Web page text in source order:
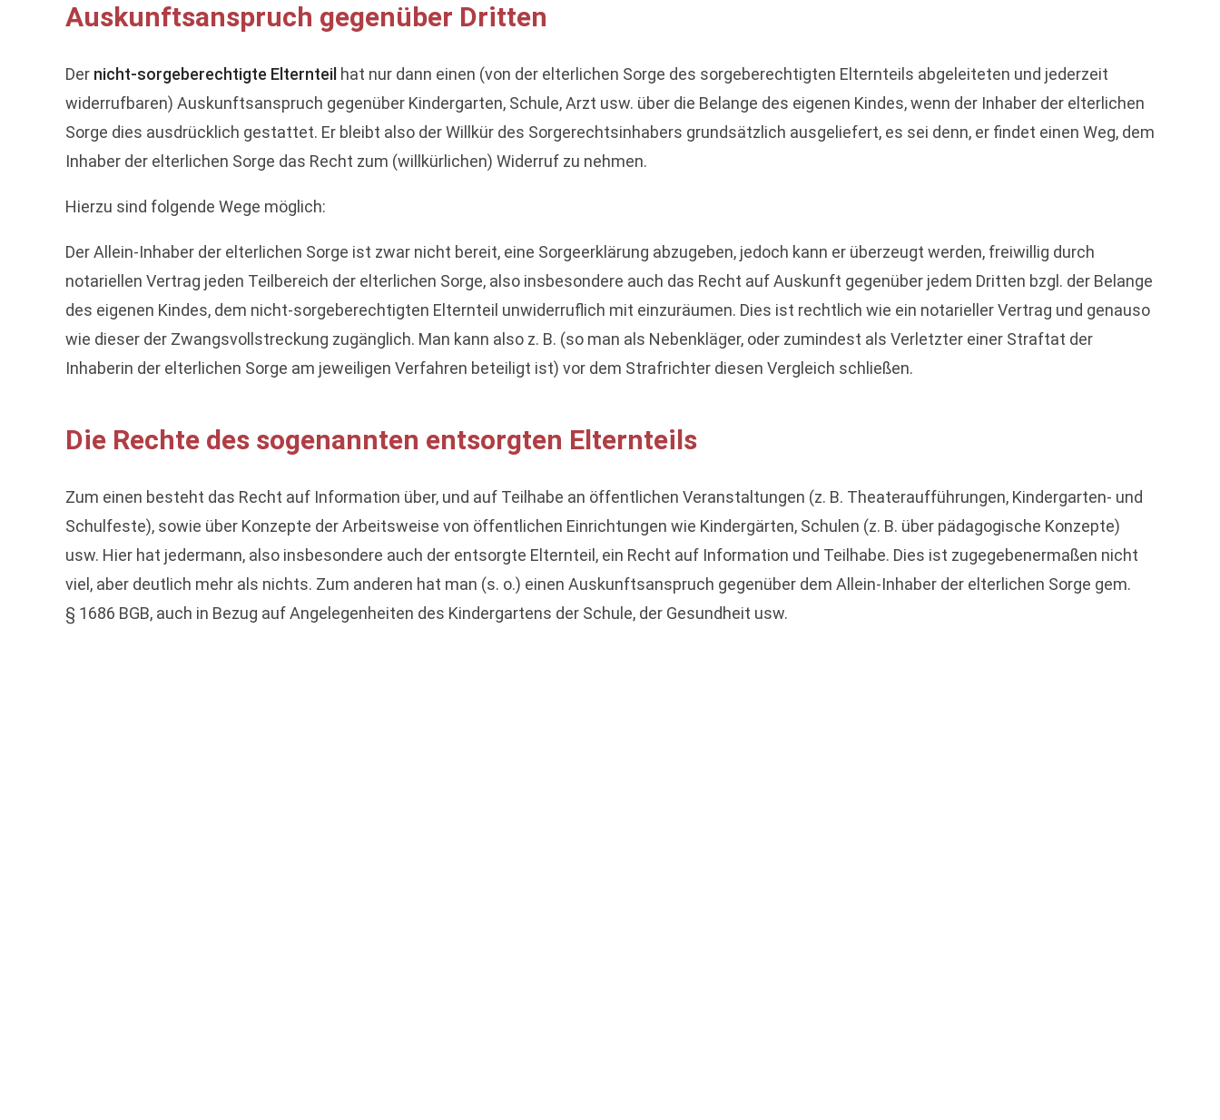
Auskunftsanspruch gegenüber Dritten
Der nicht-sorgeberechtigte Elternteil hat nur dann einen (von der elterlichen Sorge des sorgeberechtigten Elternteils abgeleiteten und jederzeit
widerrufbaren) Auskunftsanspruch gegenüber Kindergarten, Schule, Arzt usw. über die Belange des eigenen Kindes, wenn der Inhaber der elterlichen
Sorge dies ausdrücklich gestattet. Er bleibt also der Willkür des Sorgerechtsinhabers grundsätzlich ausgeliefert, es sei denn, er findet einen Weg, dem
Inhaber der elterlichen Sorge das Recht zum (willkürlichen) Widerruf zu nehmen.
Hierzu sind folgende Wege möglich:
Der Allein-Inhaber der elterlichen Sorge ist zwar nicht bereit, eine Sorgeerklärung abzugeben, jedoch kann er überzeugt werden, freiwillig durch
notariellen Vertrag jeden Teilbereich der elterlichen Sorge, also insbesondere auch das Recht auf Auskunft gegenüber jedem Dritten bzgl. der Belange
des eigenen Kindes, dem nicht-sorgeberechtigten Elternteil unwiderruflich mit einzuräumen. Dies ist rechtlich wie ein notarieller Vertrag und genauso
wie dieser der Zwangsvollstreckung zugänglich. Man kann also z. B. (so man als Nebenkläger, oder zumindest als Verletzter einer Straftat der
Inhaberin der elterlichen Sorge am jeweiligen Verfahren beteiligt ist) vor dem Strafrichter diesen Vergleich schließen.
Die Rechte des sogenannten entsorgten Elternteils
Zum einen besteht das Recht auf Information über, und auf Teilhabe an öffentlichen Veranstaltungen (z. B. Theateraufführungen, Kindergarten- und
Schulfeste), sowie über Konzepte der Arbeitsweise von öffentlichen Einrichtungen wie Kindergärten, Schulen (z. B. über pädagogische Konzepte)
usw. Hier hat jedermann, also insbesondere auch der entsorgte Elternteil, ein Recht auf Information und Teilhabe. Dies ist zugegebenermaßen nicht
viel, aber deutlich mehr als nichts. Zum anderen hat man (s. o.) einen Auskunftsanspruch gegenüber dem Allein-Inhaber der elterlichen Sorge gem.
§ 1686 BGB, auch in Bezug auf Angelegenheiten des Kindergartens der Schule, der Gesundheit usw.